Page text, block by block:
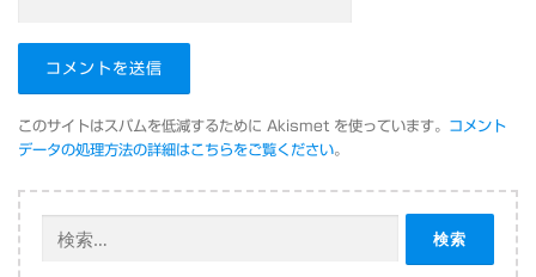
このサイトはスパムを低減するために Akismet を使っています。 コメント
データの処理方法の詳細はこちらをご覧ください。
索: